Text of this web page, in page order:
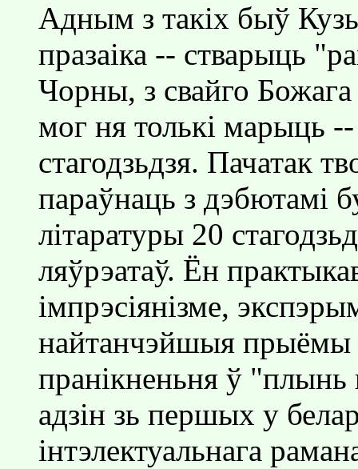
Адным з такiх быў
празаiка -- стварыць
Чорны, з свайго
мог ня толькi марыць
стагодзьдзя. Пачатак
параўнаць з дэбютамi
лiтаратуры 20
ляўрэатаў. Ён
iмпрэсiянiзме,
найтанчэйшыя прыёмы
пранiкненьня ў "плынь
адзiн зь першых у
iнтэлектуальнага